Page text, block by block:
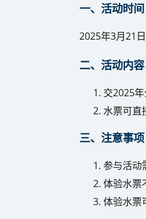
一、活动时间
2025年3月21
二、活动内容
交2025
水票可直
三、注意事项
参与活动
体验水票
体验水票